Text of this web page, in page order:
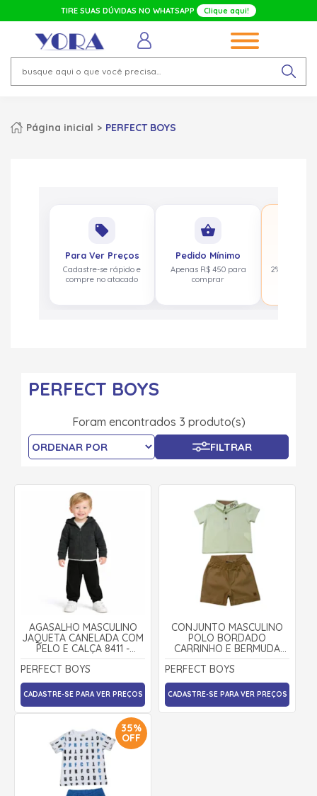
TIRE SUAS DÚVIDAS NO WHATSAPP Clique aqui!
Página inicial PERFECT BOYS
local_offer
Para Ver Preços
Cadastre-se rápido e
compre no atacado
shopping_basket
Pedido Mínimo
Apenas R$ 450 para
comprar
2% de volta
PERFECT BOYS
Foram encontrados 3 produto(s)
FILTRAR
AGASALHO MASCULINO
JAQUETA CANELADA COM
PELO E CALÇA 8411 -
PERFECT BOYS
PERFECT BOYS
CADASTRE-SE PARA VER PREÇOS
CONJUNTO MASCULINO
POLO BORDADO
CARRINHO E BERMUDA
SARJA 8113 - PERFEC BOYS
PERFECT BOYS
CADASTRE-SE PARA VER PREÇOS
35%
OFF